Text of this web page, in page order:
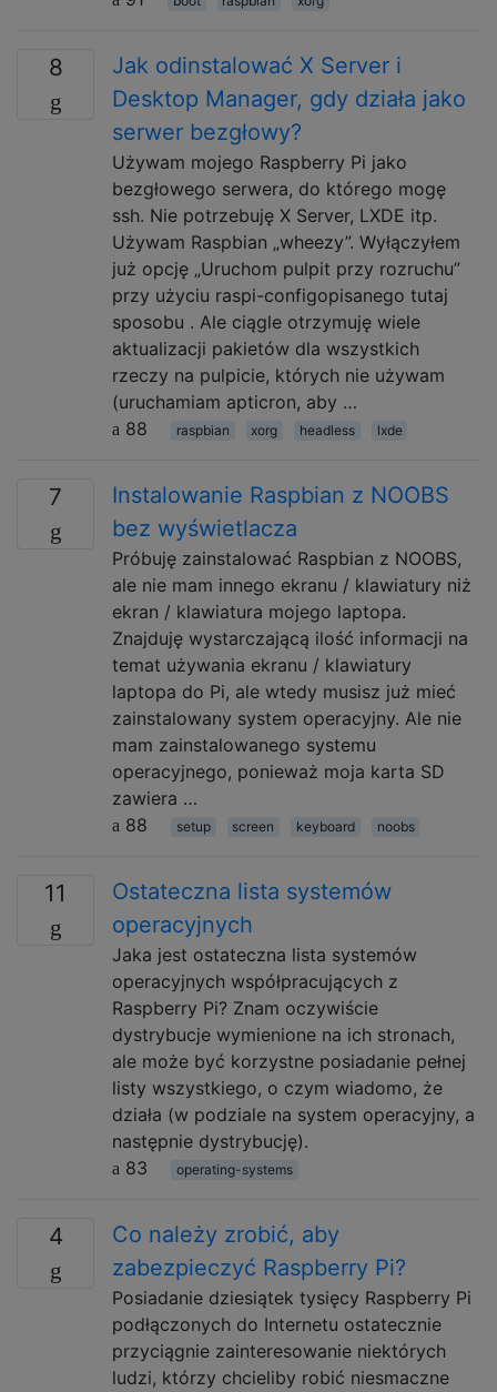
8
Jak odinstalować X Server i
Desktop Manager, gdy działa jako
serwer bezgłowy?
Używam mojego Raspberry Pi jako
bezgłowego serwera, do którego mogę
ssh. Nie potrzebuję X Server, LXDE itp.
Używam Raspbian „wheezy”. Wyłączyłem
już opcję „Uruchom pulpit przy rozruchu”
przy użyciu raspi-configopisanego tutaj
sposobu . Ale ciągle otrzymuję wiele
aktualizacji pakietów dla wszystkich
rzeczy na pulpicie, których nie używam
(uruchamiam apticron, aby …
88
raspbian xorg headless lxde
7
Instalowanie Raspbian z NOOBS
bez wyświetlacza
Próbuję zainstalować Raspbian z NOOBS,
ale nie mam innego ekranu / klawiatury niż
ekran / klawiatura mojego laptopa.
Znajduję wystarczającą ilość informacji na
temat używania ekranu / klawiatury
laptopa do Pi, ale wtedy musisz już mieć
zainstalowany system operacyjny. Ale nie
mam zainstalowanego systemu
operacyjnego, ponieważ moja karta SD
zawiera …
88
setup screen keyboard noobs
11
Ostateczna lista systemów
operacyjnych
Jaka jest ostateczna lista systemów
operacyjnych współpracujących z
Raspberry Pi? Znam oczywiście
dystrybucje wymienione na ich stronach,
ale może być korzystne posiadanie pełnej
listy wszystkiego, o czym wiadomo, że
działa (w podziale na system operacyjny, a
następnie dystrybucję).
83
operating-systems
4
Co należy zrobić, aby
zabezpieczyć Raspberry Pi?
Posiadanie dziesiątek tysięcy Raspberry Pi
podłączonych do Internetu ostatecznie
przyciągnie zainteresowanie niektórych
ludzi, którzy chcieliby robić niesmaczne